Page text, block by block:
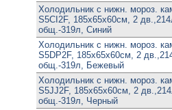
Холодильник с нижн. мороз.
S5CI2F, 185х65х60см, 2
общ.-319л, Синий
Холодильник с нижн. мороз.
S5DP2F, 185х65х60см, 2
общ.-319л, Бежевый
Холодильник с нижн. мороз.
S5JJ2F, 185х65х60см, 2
общ.-319л, Черный